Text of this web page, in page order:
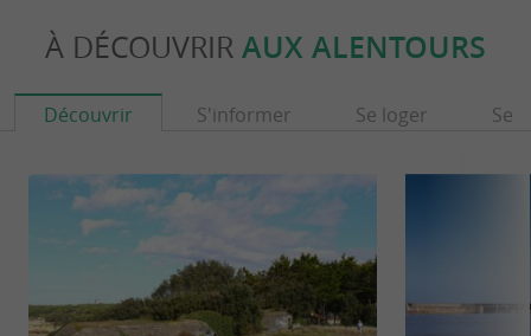
À DÉCOUVRIR AUX ALENTOURS
Découvrir S'informer Se loger Se